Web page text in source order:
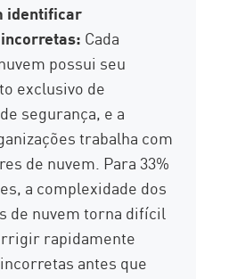
identificar
Cada
possui seu
exclusivo de
segurança, e a
trabalha com
de nuvem. Para 33%
a complexidade dos
de nuvem torna difícil
rapidamente
antes que